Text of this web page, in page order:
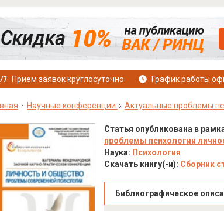
Прием заявок круглосуточно График работы
Научные конференции Актуальные проблемы
Статья опубликована в
проблемы психологии
Наука: Психология
Скачать книгу(-и): Сборник
Библиографическое